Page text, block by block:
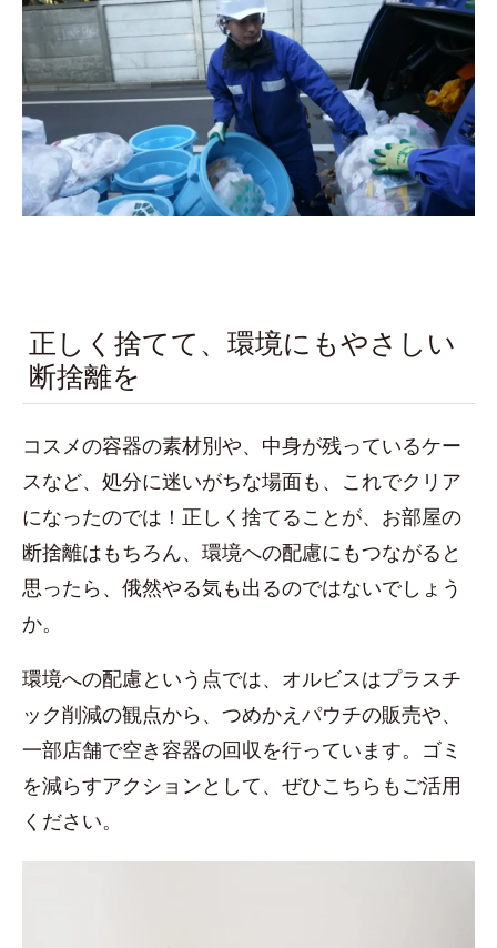
正しく捨てて、環境にもやさしい
断捨離を
コスメの容器の素材別や、中身が残っているケー
スなど、処分に迷いがちな場面も、これでクリア
になったのでは！正しく捨てることが、お部屋の
断捨離はもちろん、環境への配慮にもつながると
思ったら、俄然やる気も出るのではないでしょう
か。
環境への配慮という点では、オルビスはプラスチ
ック削減の観点から、つめかえパウチの販売や、
一部店舗で空き容器の回収を行っています。ゴミ
を減らすアクションとして、ぜひこちらもご活用
ください。